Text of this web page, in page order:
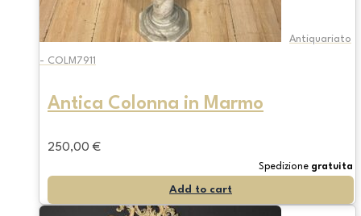
Antiquariato
- COLM7911
Antica Colonna in Marmo
250,00 €
Spedizione gratuita
Add to cart